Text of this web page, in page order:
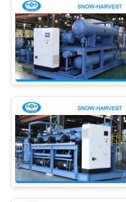
SITEMAP
PRIVACY
POLICY